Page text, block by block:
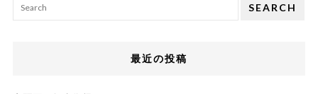
SEARCH
最近の投稿